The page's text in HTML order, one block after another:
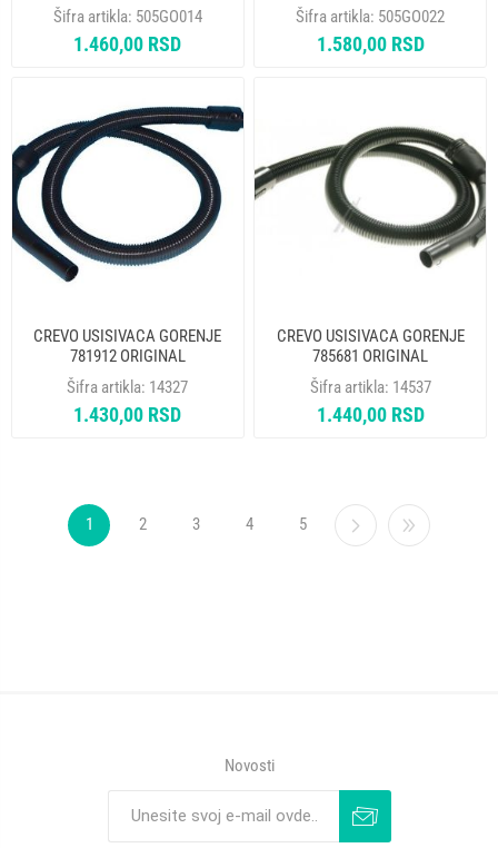
Šifra artikla: 505GO014
1.460,00 RSD
Šifra artikla: 505GO022
1.580,00 RSD
CREVO USISIVACA GORENJE
781912 ORIGINAL
Šifra artikla: 14327
1.430,00 RSD
CREVO USISIVACA GORENJE
785681 ORIGINAL
Šifra artikla: 14537
1.440,00 RSD
1 2 3 4 5
Novosti